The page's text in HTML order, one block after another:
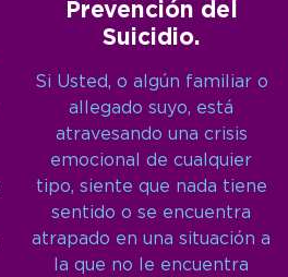
Prevención del
Suicidio.
Si Usted, o algún familiar o
allegado suyo, está
atravesando una crisis
emocional de cualquier
tipo, siente que nada tiene
sentido o se encuentra
atrapado en una situación a
la que no le encuentra